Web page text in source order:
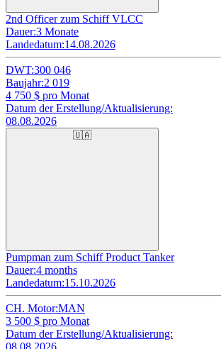
2nd Officer zum Schiff VLCC
Dauer:3 Monate
Landedatum:14.08.2026
DWT:300 046
Baujahr:2 019
4 750 $ pro Monat
Datum der Erstellung/Aktualisierung:
08.08.2026
🇺🇦
Pumpman zum Schiff Product Tanker
Dauer:4 months
Landedatum:15.10.2026
CH. Motor:MAN
3 500 $ pro Monat
Datum der Erstellung/Aktualisierung:
08.08.2026